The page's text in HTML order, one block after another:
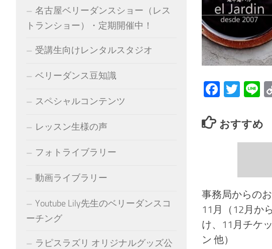
おすすめ
事務局からの
11月（12月か
け、11月チケ
ン 他）
名古屋ベリーダンスショー（レス
トランショー）・定期開催中！
受講生向けレンタルスタジオ
ベリーダンス豆知識
スペシャルコンテンツ
レッスン生様の声
フォトライブラリー
動画ライブラリー
Youtube Lily先生のベリーダンスコ
ーチング
ラピスラズリ オリジナルグッズ公